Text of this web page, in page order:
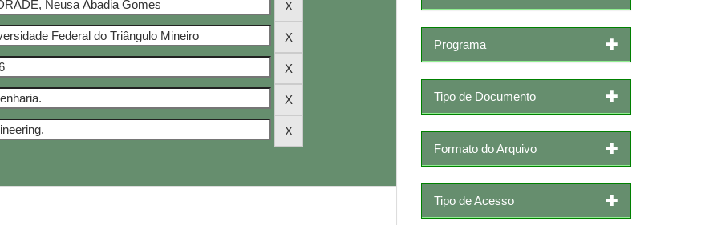
Programa
Tipo de Documento
Formato do Arquivo
Tipo de Acesso